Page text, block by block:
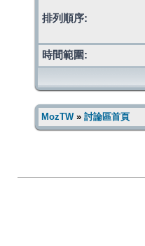
排列順序:
時間範圍:
MozTW» 討論區首頁